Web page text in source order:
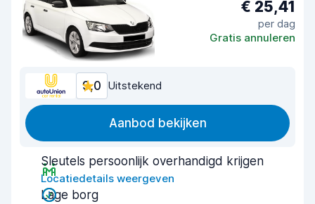
€ 25,41
per dag
Gratis annuleren
9,0 Uitstekend
Aanbod bekijken
Sleutels persoonlijk overhandigd krijgen
Locatiedetails weergeven
Lage borg